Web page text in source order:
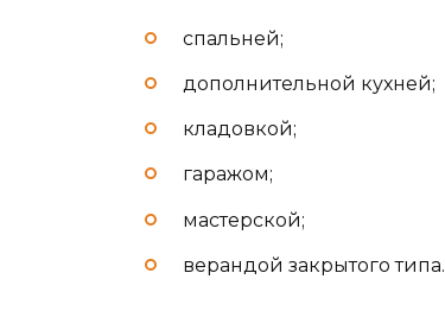
спальней;
дополнительной кухней;
кладовкой;
гаражом;
мастерской;
верандой закрытого типа.